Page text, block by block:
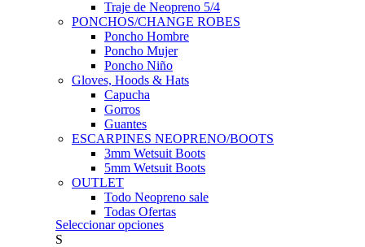
Traje de Neopreno 5/4
PONCHOS/CHANGE ROBES
Poncho Hombre
Poncho Mujer
Poncho Niño
Gloves, Hoods & Hats
Capucha
Gorros
Guantes
ESCARPINES NEOPRENO/BOOTS
3mm Wetsuit Boots
5mm Wetsuit Boots
OUTLET
Todo Neopreno sale
Todas Ofertas
Seleccionar opcionesEste
S